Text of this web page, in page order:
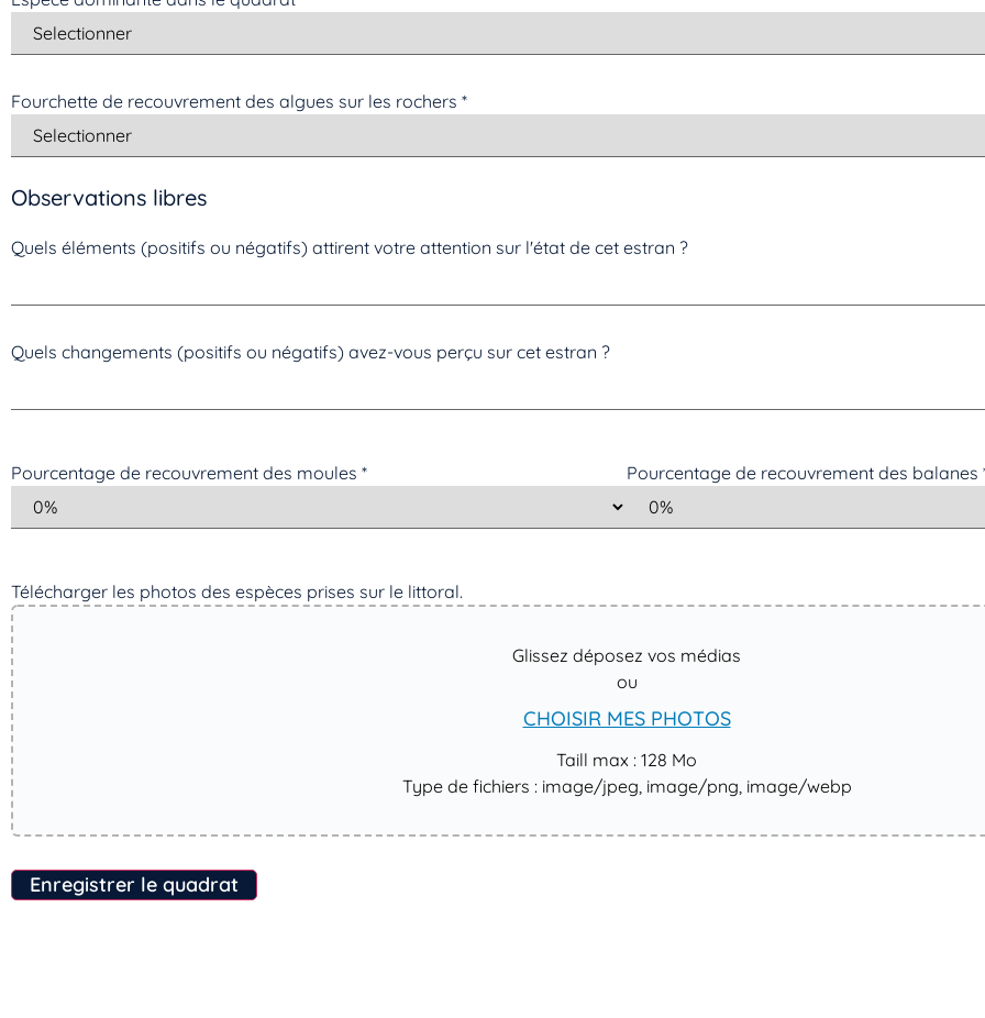
Fourchette de recouvrement des algues sur les rochers *
Observations libres
Quels éléments (positifs ou négatifs) attirent votre attention sur l'état de cet estran ?
Quels changements (positifs ou négatifs) avez-vous perçu sur cet estran ?
Pourcentage de recouvrement des moules * Pourcentage de recouvrement des balanes
Télécharger les photos des espèces prises sur le littoral. ​
Glissez déposez vos médias
ou
CHOISIR MES PHOTOS
Taill max : 128 Mo
Type de fichiers : image/jpeg, image/png, image/webp
Enregistrer le quadrat